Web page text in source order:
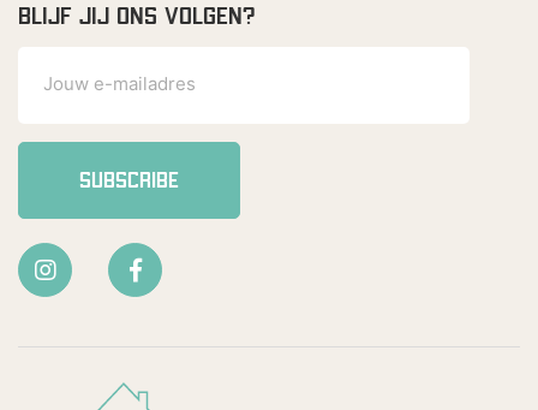
BLIJF JIJ ONS VOLGEN?
SUBSCRIBE